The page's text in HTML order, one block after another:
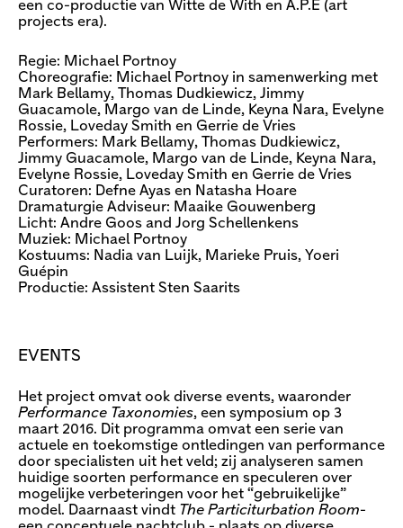
een co-productie van Witte de With en A.P.E (art
projects era).
Regie: Michael Portnoy
Choreografie: Michael Portnoy in samenwerking met
Mark Bellamy, Thomas Dudkiewicz, Jimmy
Guacamole, Margo van de Linde, Keyna Nara, Evelyne
Rossie, Loveday Smith en Gerrie de Vries
Performers: Mark Bellamy, Thomas Dudkiewicz,
Jimmy Guacamole, Margo van de Linde, Keyna Nara,
Evelyne Rossie, Loveday Smith en Gerrie de Vries
Curatoren: Defne Ayas en Natasha Hoare
Dramaturgie Adviseur: Maaike Gouwenberg
Licht: Andre Goos and Jorg Schellenkens
Muziek: Michael Portnoy
Kostuums: Nadia van Luijk, Marieke Pruis, Yoeri
Guépin
Productie: Assistent Sten Saarits
EVENTS
Het project omvat ook diverse events, waaronder
Performance Taxonomies, een symposium op 3
maart 2016. Dit programma omvat een serie van
actuele en toekomstige ontledingen van performance
door specialisten uit het veld; zij analyseren samen
huidige soorten performance en speculeren over
mogelijke verbeteringen voor het “gebruikelijke”
model. Daarnaast vindt The Particiturbation Room-